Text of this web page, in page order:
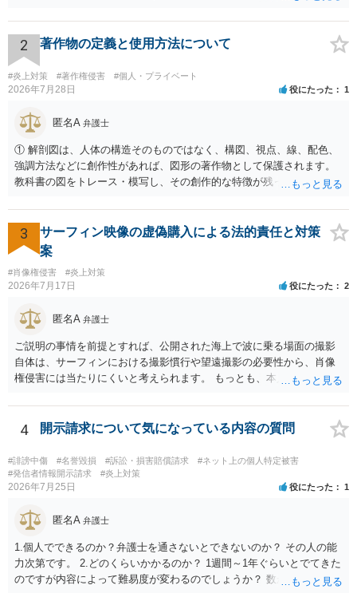
て、開示請求が認められたり、民事裁判や刑事裁判に発展しうるもの
でしょうか？ →権利侵害や、名誉毀損・侮辱に該当する可能性が低い
ため、民事裁判や刑事裁判に発展することはあまり考えられないよう
に思われます。
2 著作物の定義と使用方法について
#炎上対策 #著作権侵害 #個人・プライベート
2026年7月28日 役にたった 1
匿名A 弁護士
① 解剖図は、人体の構造そのものではなく、構図、視点、線、配色、
強調方法などに創作性があれば、図形の著作物として保護されます。
教科書の図をトレース・模写し、その創作的な特徴が残っていれば、
も、SNSへの公開は私的使用には当たりません。 ② 出典を記載するだ
けでは、適法な引用にはなりません。自分の説明や批評が主で、図が
その説明に必要な従たる資料であること、引用部分が明確に区別さ
れ、必要な範囲に限られていることなどが必要です。勉強ノートの教
材として図そのものを中心的に掲載する場合、引用と認められにくい
でしょう。 文章についても、単に所々表現を変えただけで適法になる
とは限りません。医学上の事実を理解したうえで、ご自身の表現と構
成でまとめる必要があります。 安全にSNSで公開するには、教科書の
図をトレース・模写した部分は掲載せず、人体の構造という事実を基
に、自分で構図や表現を工夫して作図する方法が考えられます。ま
た、改変・SNS掲載が認められたオープンライセンス素材を、利用条
件に従って使う方法もあります。トレースした図を残したい場合は、
自分だけの学習用にとどめるのが安全です。
3
サーフィン映像の虚偽購入による法的責任と対策
案
#肖像権侵害 #炎上対策
2026年7月17日 役にたった 2
匿名A 弁護士
ご説明の事情を前提とすれば、公開された海上で波に乗る場面の撮影
自体は、サーフィンにおける撮影慣行や望遠撮影の必要性から、肖像
権侵害には当たりにくいと考えられます。 もっとも、本人の同意前に
です。低解像度化や透かしだけでは十分とは限らず、事前同意を取得
する、第三者が識別できない程度に加工する、又は本人のアカウント
内だけで表示する方法を検討すべきです。 なりすまし購入・転売が行
われた場合、御社の責任が当然に生じるわけではありません。しか
し、自己申告だけで購入でき、自社が照合不一致を検出しても販売を
止めていない現行の運用では、予測可能な不正への対策を怠ったとし
ます。 検討中の対策は、いずれも過剰ではなく、必要な方向性です。
の追跡には役立ちますが、その人が被写体本人であることまでは確認
できません。照合不一致時の販売保留・手動レビューは特に重要で
す。セッションの遡及作成は、検知するだけでなく、原則として販売
4 開示請求について気になっている内容の質問
#誹謗中傷 #名誉毀損 #訴訟・損害賠償請求
#ネット上の個人特定被害
#発信者情報開示請求
#炎上対策
2026年7月25日 役にたった 1
匿名A 弁護士
1.個人でできるのか？弁護士を通さないとできないのか？ その人の能
力次第です。 2.どのくらいかかるのか？ 1週間～1年ぐらいとでてきた
のですが内容によって難易度が変わるのでしょうか？ 数か月の印象が